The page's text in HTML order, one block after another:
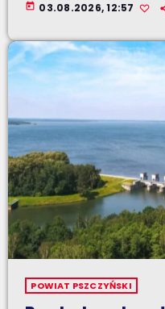
today 03.08.2026, 12:57
POWIAT PSZCZYŃSKI